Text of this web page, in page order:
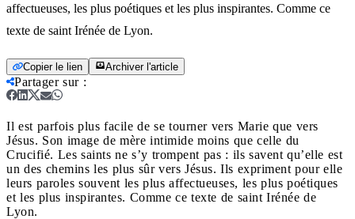
affectueuses, les plus poétiques et les plus inspirantes. Comme ce
texte de saint Irénée de Lyon.
Copier le lien Archiver l'article
Partager sur:
Il est parfois plus facile de se tourner vers Marie que vers
Jésus. Son image de mère intimide moins que celle du
Crucifié. Les saints ne s’y trompent pas : ils savent qu’elle est
un des chemins les plus sûr vers Jésus. Ils expriment pour elle
leurs paroles souvent les plus affectueuses, les plus poétiques
et les plus inspirantes. Comme ce texte de saint Irénée de
Lyon.